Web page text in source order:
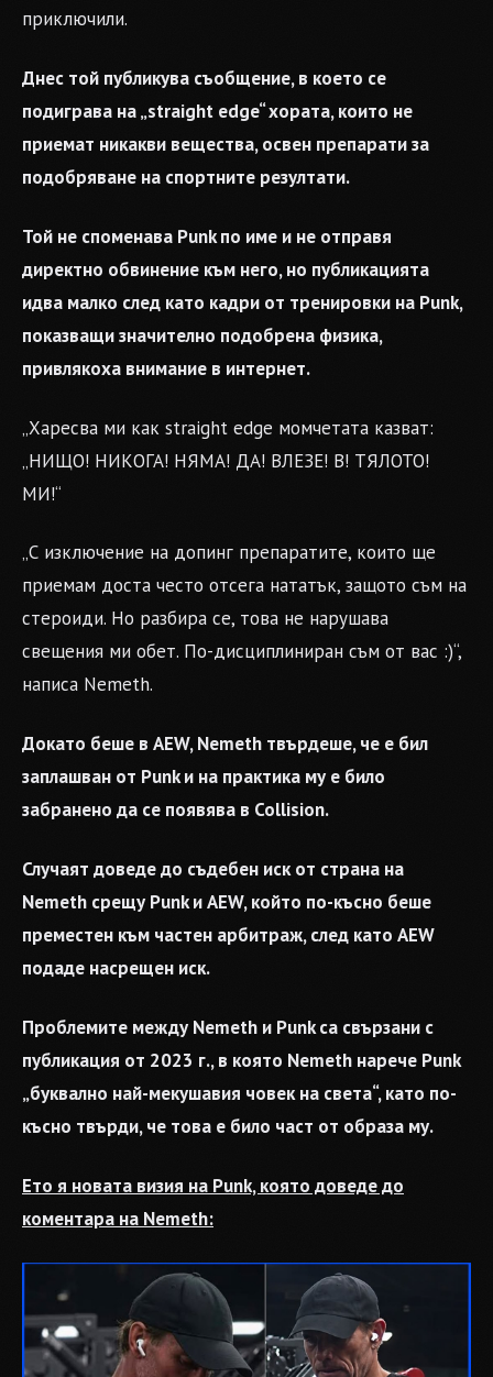
приключили.
Днес той публикува съобщение, в което се
подиграва на „straight edge“ хората, които не
приемат никакви вещества, освен препарати за
подобряване на спортните резултати.
Той не споменава Punk по име и не отправя
директно обвинение към него, но публикацията
идва малко след като кадри от тренировки на Punk,
показващи значително подобрена физика,
привлякоха внимание в интернет.
„Харесва ми как straight edge момчетата казват:
„НИЩО! НИКОГА! НЯМА! ДА! ВЛЕЗЕ! В! ТЯЛОТО!
МИ!“
„С изключение на допинг препаратите, които ще
приемам доста често отсега нататък, защото съм на
стероиди. Но разбира се, това не нарушава
свещения ми обет. По-дисциплиниран съм от вас :)“,
написа Nemeth.
Докато беше в AEW, Nemeth твърдеше, че е бил
заплашван от Punk и на практика му е било
забранено да се появява в Collision.
Случаят доведе до съдебен иск от страна на
Nemeth срещу Punk и AEW, който по-късно беше
преместен към частен арбитраж, след като AEW
подаде насрещен иск.
Проблемите между Nemeth и Punk са свързани с
публикация от 2023 г., в която Nemeth нарече Punk
„буквално най-мекушавия човек на света“, като по-
късно твърди, че това е било част от образа му.
Ето я новата визия на Punk, която доведе до
коментара на Nemeth: